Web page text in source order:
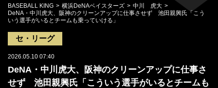
Mute
BASEBALL KING 横浜DeNAベイスターズ
中川 虎大
DeNA・中川虎大、阪神のクリーンアップに仕事させず 池田親興氏「こう
いう選手がいるとチームも乗っていける」
セ・リーグ
2026.05.10 07:40
DeNA・中川虎大、阪神のクリーンアップに仕事さ
せず 池田親興氏「こういう選手がいるとチームも